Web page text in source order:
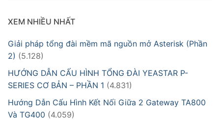
XEM NHIỀU NHẤT
Giải pháp tổng đài mềm mã nguồn mở Asterisk (Phần
2) (5.128)
HƯỚNG DẪN CẤU HÌNH TỔNG ĐÀI YEASTAR P-
SERIES CƠ BẢN – PHẦN 1 (4.831)
Hướng Dẫn Cấu Hình Kết Nối Giữa 2 Gateway TA800
Và TG400 (4.059)